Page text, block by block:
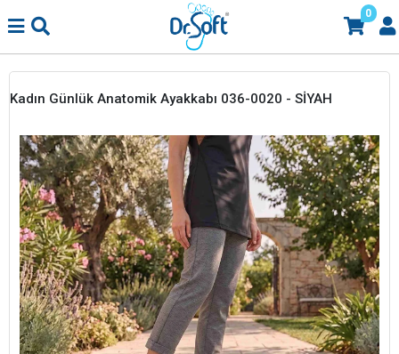
0
Kadın Günlük Anatomik Ayakkabı 036-0020 - SİYAH